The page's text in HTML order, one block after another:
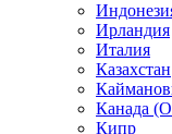
Ирландия
Италия
Казахстан
Канада
Кипр